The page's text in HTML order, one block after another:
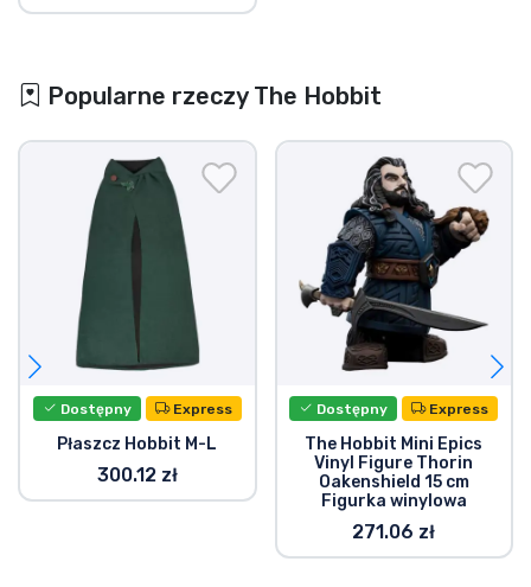
Popularne rzeczy The Hobbit
Dostępny Express
Płaszcz Hobbit M-L
300.12 zł
Dostępny Express
The Hobbit Mini Epics
Vinyl Figure Thorin
Oakenshield 15 cm
Figurka winylowa
271.06 zł